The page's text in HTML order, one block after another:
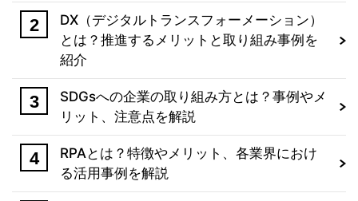
DX（デジタルトランスフォーメーション）
とは？推進するメリットと取り組み事例を
紹介
SDGsへの企業の取り組み方とは？事例やメ
リット、注意点を解説
RPAとは？特徴やメリット、各業界におけ
る活用事例を解説